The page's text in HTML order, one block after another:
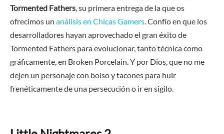
Tormented Fathers, su primera entrega de la que os
ofrecimos un análisis en Chicas Gamers. Confío en que los
desarrolladores hayan aprovechado el gran éxito de
Tormented Fathers para evolucionar, tanto técnica como
gráficamente, en Broken Porcelain. Y por Dios, que no me
dejen un personaje con bolso y tacones para huir
frenéticamente de una persecución o ir en sigilo.